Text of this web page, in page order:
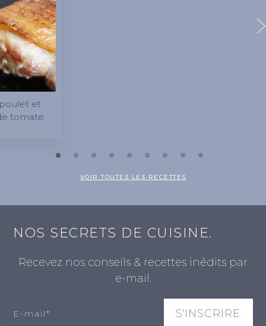
et
tomate
VOIR TOUTES LES RECETTES
NOS SECRETS DE CUISINE.
Recevez nos conseils & recettes inédits par
e-mail.